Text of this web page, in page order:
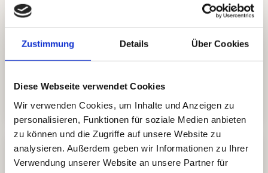
Zustimmung Details Über Cookies
Diese Webseite verwendet Cookies
Wir verwenden Cookies, um Inhalte und Anzeigen zu
personalisieren, Funktionen für soziale Medien anbieten
zu können und die Zugriffe auf unsere Website zu
analysieren. Außerdem geben wir Informationen zu Ihrer
Verwendung unserer Website an unsere Partner für
Fr 08.00 - 14.00 Uhr
Tel.:+49 (0) 911 355 555
E-Mail:praxis@die-frauenaerzte.de
Nutzen Sie gerne unsere Online-